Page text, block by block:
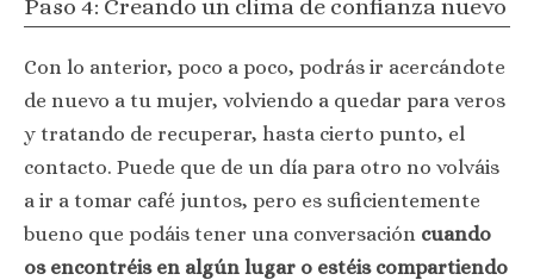
Paso 4: Creando un clima de confianza nuevo
Con lo anterior, poco a poco, podrás ir acercándote
de nuevo a tu mujer, volviendo a quedar para veros
y tratando de recuperar, hasta cierto punto, el
contacto. Puede que de un día para otro no volváis
a ir a tomar café juntos, pero es suficientemente
bueno que podáis tener una conversación cuando
os encontréis en algún lugar o estéis compartiendo